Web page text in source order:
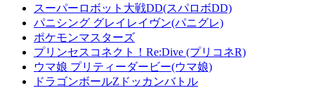
スーパーロボット大戦DD(スパロボDD)
パニシング グレイレイヴン(パニグレ)
ポケモンマスターズ
プリンセスコネクト！Re:Dive (プリコネR)
ウマ娘 プリティーダービー(ウマ娘)
ドラゴンボールZドッカンバトル